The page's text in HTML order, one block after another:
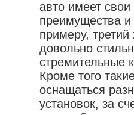
авто имеет свои
преимущества и
примеру, третий
довольно
стремительные
Кроме того
оснащаться
установок, за